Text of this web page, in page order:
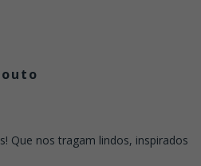
Que nos tragam lindos, inspirados